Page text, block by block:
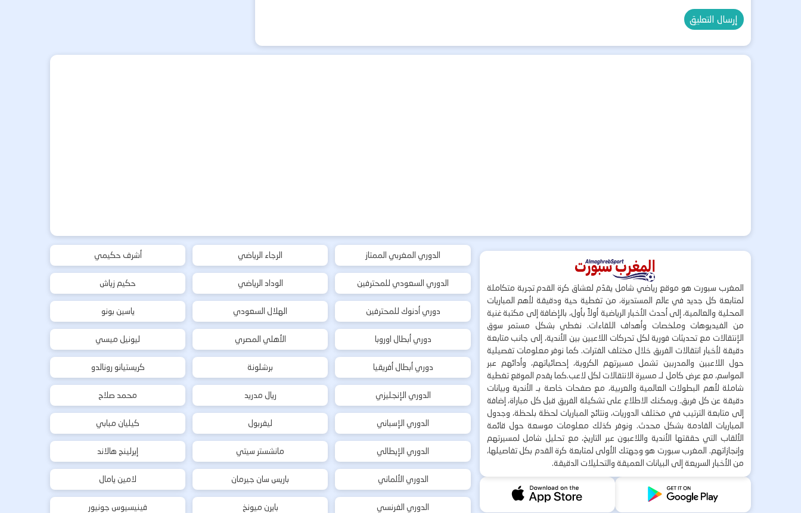
المغرب سبورت هو موقع رياضي شامل يقدّم لعشاق كرة القدم تجربة متكاملة
لمتابعة كل جديد في عالم المستديرة، من تغطية حية ودقيقة لأهم المباريات
المحلية والعالمية، إلى أحدث الأخبار الرياضية أولاً بأول، بالإضافة إلى مكتبة غنية
من الفيديوهات وملخصات وأهداف اللقاءات. نغطي بشكل مستمر سوق
الإنتقالات مع تحديثات فورية لكل تحركات اللاعبين بين الأندية، إلى جانب متابعة
دقيقة لأخبار انتقالات الفريق خلال مختلف الفترات. كما نوفر معلومات تفصيلية
حول اللاعبين والمدربين تشمل مسيرتهم الكروية، إحصائياتهم، وأدائهم عبر
المواسم، مع عرض كامل لـ مسيرة الانتقالات لكل لاعب.كما يقدم الموقع تغطية
شاملة لأهم البطولات العالمية والعربية، مع صفحات خاصة بـ الأندية وبيانات
دقيقة عن كل فريق. ويمكنك الاطلاع على تشكيلة الفريق قبل كل مباراة، إضافة
إلى متابعة الترتيب في مختلف الدوريات، ونتائج المباريات لحظة بلحظة، وجدول
المباريات القادمة بشكل محدث. ونوفر كذلك معلومات موسعة حول قائمة
الألقاب التي حققتها الأندية واللاعبون عبر التاريخ، مع تحليل شامل لمسيرتهم
وإنجازاتهم. المغرب سبورت هو وجهتك الأولى لمتابعة كرة القدم بكل تفاصيلها،
من الأخبار السريعة إلى البيانات العميقة والتحليلات الدقيقة.
الدوري المغربي الممتاز
الدوري السعودي للمحترفين
دوري أدنوك للمحترفين
دوري أبطال اوروبا
دوري أبطال أفريقيا
الدوري الإنجليزي
الدوري الإسباني
الدوري الإيطالي
الدوري الألماني
الدوري الفرنسي
الرجاء الرياضي
الوداد الرياضي
الهلال السعودي
الأهلي المصري
برشلونة
ريال مدريد
ليفربول
مانشستر سيتي
باريس سان جيرمان
بايرن ميونخ
أشرف حكيمي
حكيم زياش
ياسين بونو
ليونيل ميسي
كريستيانو رونالدو
محمد صلاح
كيليان مبابي
إيرلينج هالاند
لامين يامال
فينيسيوس جونيور